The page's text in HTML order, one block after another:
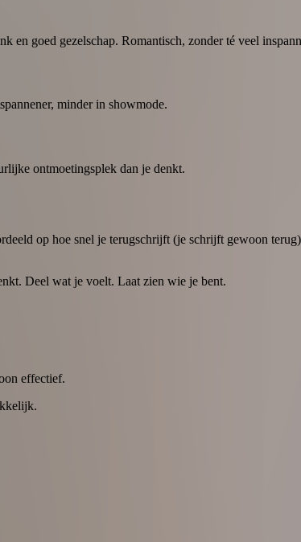
en goed gezelschap. Romantisch, zonder té veel
minder in showmode.
ontmoetingsplek dan je denkt.
op hoe snel je terugschrijft (je schrijft gewoon
Deel wat je voelt. Laat zien wie je bent.
effectief.